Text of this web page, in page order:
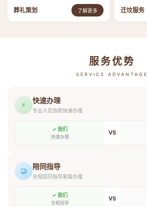
葬礼策划 了解更多 迁坟服务
服务优势
SERVICE ADVANTAGE
⚡ 快速办理
专业人员协助快速办理
✓ 我们
快速办理
VS
🤝 陪同指导
全程陪同指导家属办理
✓ 我们
全程指导
VS